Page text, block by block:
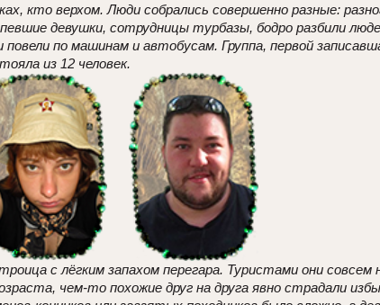
кто верхом. Люди собрались совершенно разные:
девушки, сотрудницы турбазы, бодро разбили
повели по машинам и автобусам. Группа, первой
из 12 человек.
с лёгким запахом перегара. Туристами они совсем
чем-то похожие друг на друга явно страдали